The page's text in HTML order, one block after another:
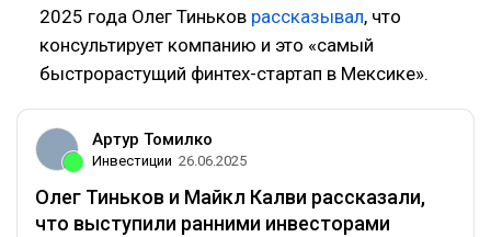
2025 года Олег Тиньков рассказывал, что
консультирует компанию и это «самый
быстрорастущий финтех-стартап в Мексике».
Артур Томилко
Инвестиции 26.06.2025
Олег Тиньков и Майкл Калви рассказали,
что выступили ранними инвесторами